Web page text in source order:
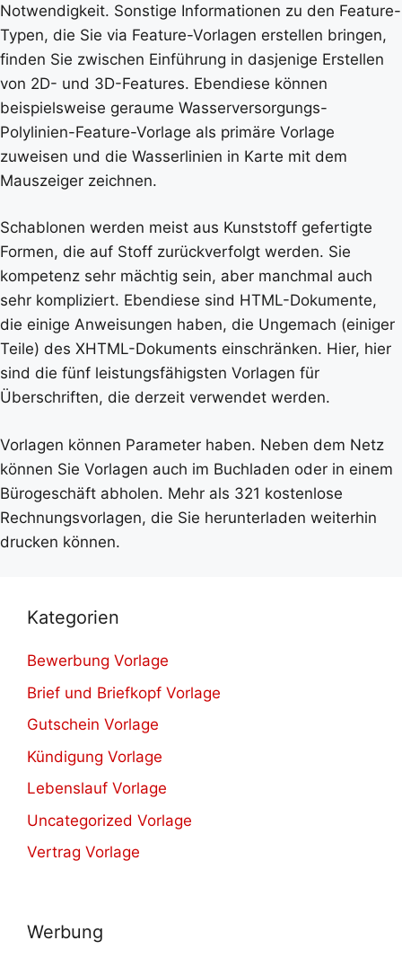
Notwendigkeit. Sonstige Informationen zu den Feature-
Typen, die Sie via Feature-Vorlagen erstellen bringen,
finden Sie zwischen Einführung in dasjenige Erstellen
von 2D- und 3D-Features. Ebendiese können
beispielsweise geraume Wasserversorgungs-
Polylinien-Feature-Vorlage als primäre Vorlage
zuweisen und die Wasserlinien in Karte mit dem
Mauszeiger zeichnen.
Schablonen werden meist aus Kunststoff gefertigte
Formen, die auf Stoff zurückverfolgt werden. Sie
kompetenz sehr mächtig sein, aber manchmal auch
sehr kompliziert. Ebendiese sind HTML-Dokumente,
die einige Anweisungen haben, die Ungemach (einiger
Teile) des XHTML-Dokuments einschränken. Hier, hier
sind die fünf leistungsfähigsten Vorlagen für
Überschriften, die derzeit verwendet werden.
Vorlagen können Parameter haben. Neben dem Netz
können Sie Vorlagen auch im Buchladen oder in einem
Bürogeschäft abholen. Mehr als 321 kostenlose
Rechnungsvorlagen, die Sie herunterladen weiterhin
drucken können.
Kategorien
Bewerbung Vorlage
Brief und Briefkopf Vorlage
Gutschein Vorlage
Kündigung Vorlage
Lebenslauf Vorlage
Uncategorized Vorlage
Vertrag Vorlage
Werbung